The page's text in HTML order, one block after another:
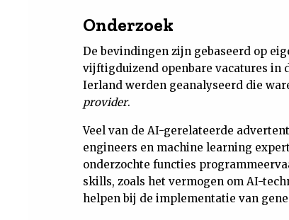
Onderzoek
De bevindingen zijn gebaseerd op
vijftigduizend openbare vacatures in
Ierland werden geanalyseerd die
provider.
Veel van de AI-gerelateerde
engineers en machine learning
onderzochte functies
skills, zoals het vermogen om AI-
helpen bij de implementatie van